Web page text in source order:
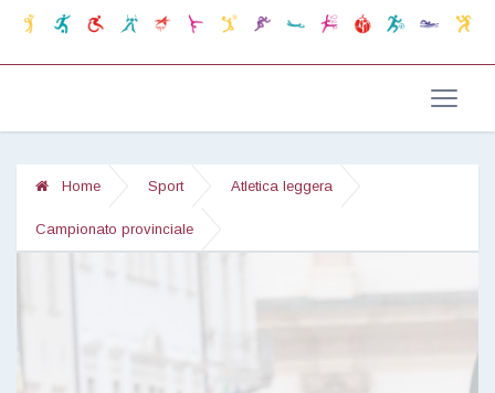
Home Sport Atletica leggera
Campionato provinciale